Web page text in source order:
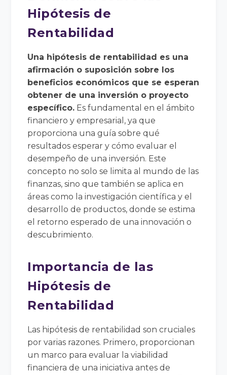
Hipótesis de
Rentabilidad
Una hipótesis de rentabilidad es una
afirmación o suposición sobre los
beneficios económicos que se esperan
obtener de una inversión o proyecto
específico. Es fundamental en el ámbito
financiero y empresarial, ya que
proporciona una guía sobre qué
resultados esperar y cómo evaluar el
desempeño de una inversión. Este
concepto no solo se limita al mundo de las
finanzas, sino que también se aplica en
áreas como la investigación científica y el
desarrollo de productos, donde se estima
el retorno esperado de una innovación o
descubrimiento.
Importancia de las
Hipótesis de
Rentabilidad
Las hipótesis de rentabilidad son cruciales
por varias razones. Primero, proporcionan
un marco para evaluar la viabilidad
financiera de una iniciativa antes de